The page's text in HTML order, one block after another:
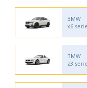
BMW
x6
BMW
z3